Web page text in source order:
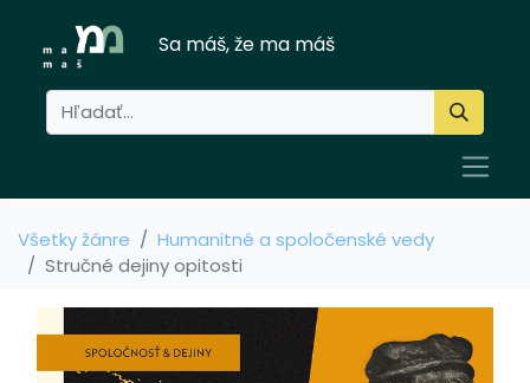
Sa máš, že ma máš
Všetky žánre
Humanitné a spoločenské vedy
Stručné dejiny opitosti